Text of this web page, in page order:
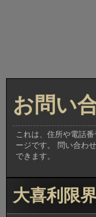
お問い
これは、住所や電話
ージです。 問い合わ
できます。
大喜利限